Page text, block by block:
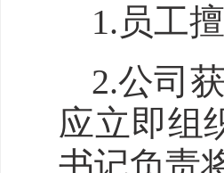
1.员工
2.公司
应立即组